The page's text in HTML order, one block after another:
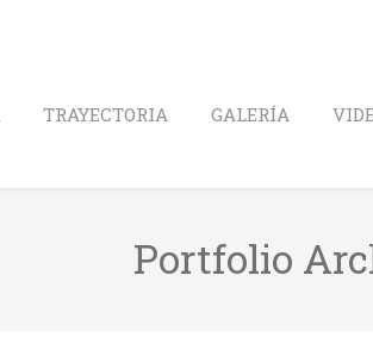
TRAYECTORIA GALERÍA
Portfolio